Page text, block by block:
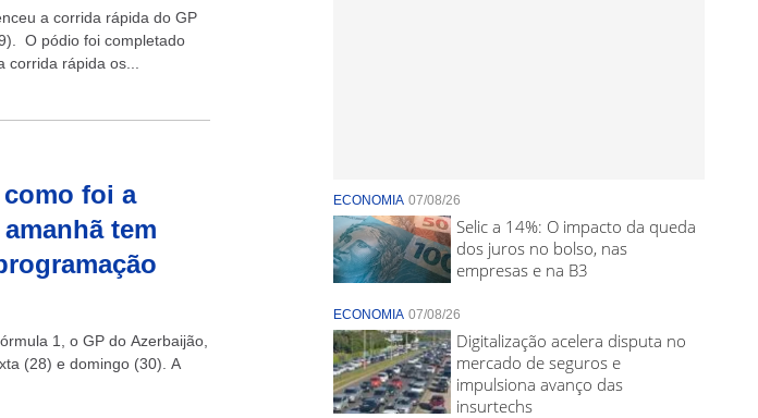
a corrida rápida do GP
O pódio foi completado
rápida os...
foi a
tem
1, o GP do Azerbaijão,
(28) e domingo (30). A
ECONOMIA 07/08/26
Selic a 14%: O impacto da queda
dos juros no bolso, nas
empresas e na B3
ECONOMIA 07/08/26
Digitalização acelera disputa no
mercado de seguros e
impulsiona avanço das
insurtechs